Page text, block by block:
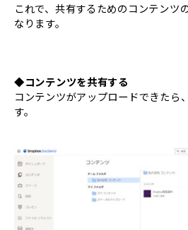
これで、共有するためのコンテンツ
なります。
◆コンテンツを共有する
コンテンツがアップロードできたら
す。